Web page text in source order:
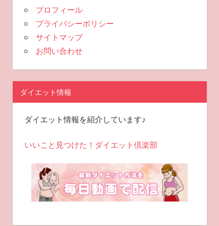
プロフィール
プライバシーポリシー
サイトマップ
お問い合わせ
ダイエット情報
ダイエット情報を紹介しています♪
いいこと見つけた！ダイエット倶楽部